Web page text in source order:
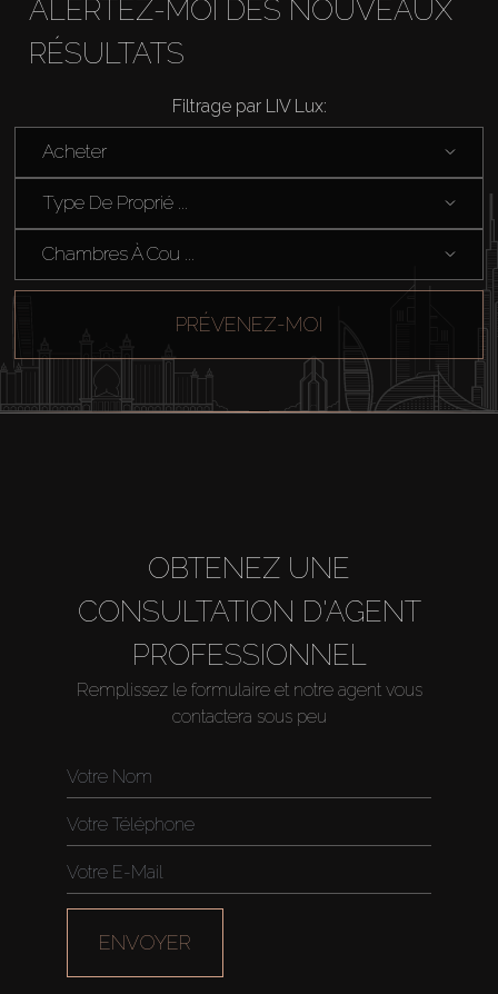
Acheter
Louer
Vendre
ALERTEZ-MOI DES NOUVEAUX
RÉSULTATS
Filtrage par LIV Lux:
Acheter
Type De Proprié ...
Chambres À Cou ...
PRÉVENEZ-MOI
OBTENEZ UNE
CONSULTATION D'AGENT
PROFESSIONNEL
Remplissez le formulaire et notre agent vous
contactera sous peu
ENVOYER